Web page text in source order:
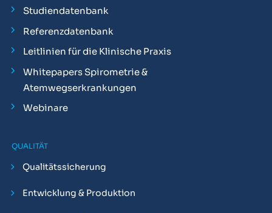
Studiendatenbank
Referenzdatenbank
Leitlinien für die Klinische Praxis
Whitepapers Spirometrie &
Atemwegserkrankungen
Webinare
QUALITÄT
Qualitätssicherung
Entwicklung & Produktion